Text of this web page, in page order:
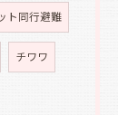
ト同行避難
チワワ